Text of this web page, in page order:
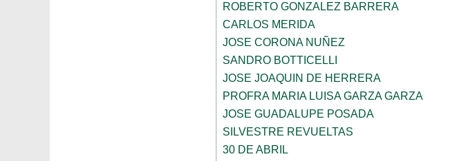
ROBERTO GONZALEZ BARRERA
CARLOS MERIDA
JOSE CORONA NUÑEZ
SANDRO BOTTICELLI
JOSE JOAQUIN DE HERRERA
PROFRA MARIA LUISA GARZA GARZA
JOSE GUADALUPE POSADA
SILVESTRE REVUELTAS
30 DE ABRIL